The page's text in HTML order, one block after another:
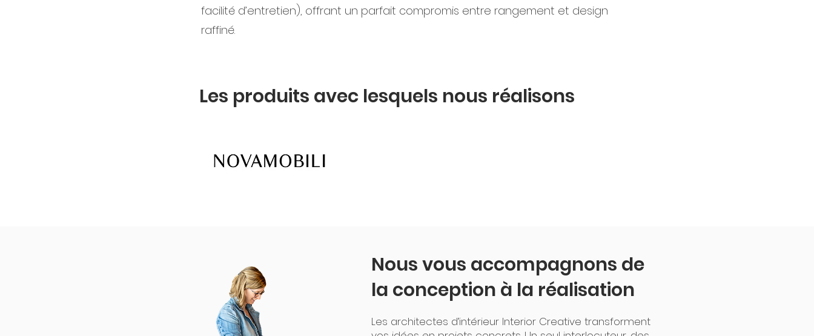
facilité d’entretien), offrant un parfait compromis entre rangement et design
raffiné.
Les produits avec lesquels nous réalisons
Nous vous accompagnons de
la conception à la réalisation
Les architectes d’intérieur Interior Creative transforment